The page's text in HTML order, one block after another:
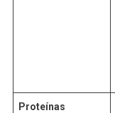
Proteínas